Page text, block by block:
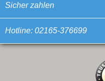
Sicher zahlen
Hotline: 02165-376699